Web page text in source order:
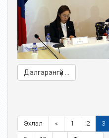
Дэлгэрэнгүй ...
Эхлэл « 1 2 3